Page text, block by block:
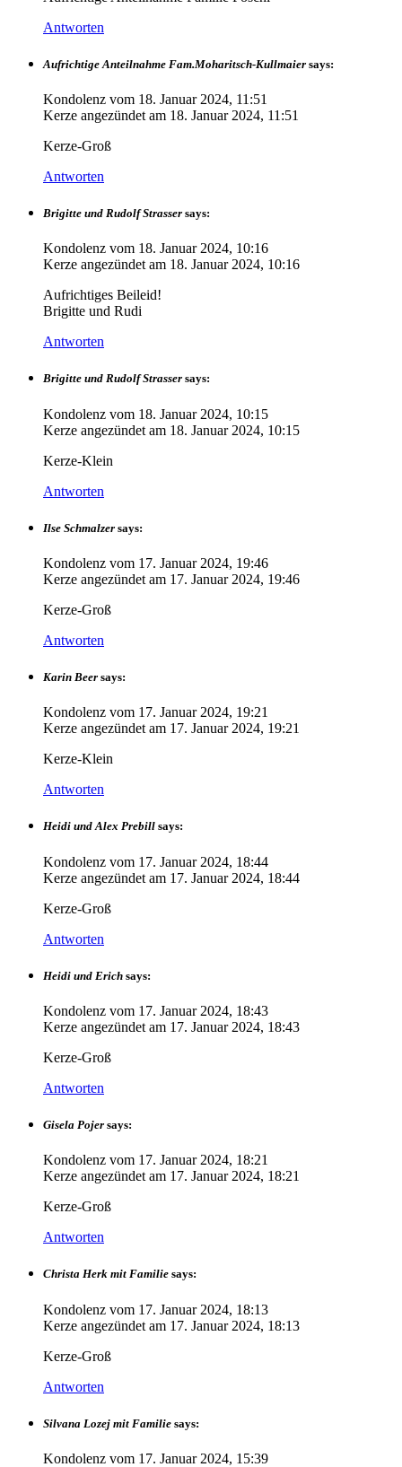
Antworten
Aufrichtige Anteilnahme Fam.Moharitsch-Kullmaier says:
Kondolenz vom 18. Januar 2024, 11:51
Kerze angezündet am 18. Januar 2024, 11:51
Kerze-Groß
Antworten
Brigitte und Rudolf Strasser says:
Kondolenz vom 18. Januar 2024, 10:16
Kerze angezündet am 18. Januar 2024, 10:16
Aufrichtiges Beileid!
Brigitte und Rudi
Antworten
Brigitte und Rudolf Strasser says:
Kondolenz vom 18. Januar 2024, 10:15
Kerze angezündet am 18. Januar 2024, 10:15
Kerze-Klein
Antworten
Ilse Schmalzer says:
Kondolenz vom 17. Januar 2024, 19:46
Kerze angezündet am 17. Januar 2024, 19:46
Kerze-Groß
Antworten
Karin Beer says:
Kondolenz vom 17. Januar 2024, 19:21
Kerze angezündet am 17. Januar 2024, 19:21
Kerze-Klein
Antworten
Heidi und Alex Prebill says:
Kondolenz vom 17. Januar 2024, 18:44
Kerze angezündet am 17. Januar 2024, 18:44
Kerze-Groß
Antworten
Heidi und Erich says:
Kondolenz vom 17. Januar 2024, 18:43
Kerze angezündet am 17. Januar 2024, 18:43
Kerze-Groß
Antworten
Gisela Pojer says:
Kondolenz vom 17. Januar 2024, 18:21
Kerze angezündet am 17. Januar 2024, 18:21
Kerze-Groß
Antworten
Christa Herk mit Familie says:
Kondolenz vom 17. Januar 2024, 18:13
Kerze angezündet am 17. Januar 2024, 18:13
Kerze-Groß
Antworten
Silvana Lozej mit Familie says:
Kondolenz vom 17. Januar 2024, 15:39